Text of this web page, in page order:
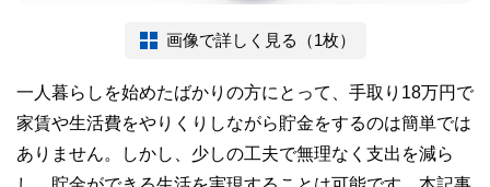
画像で詳しく見る（1枚）
一人暮らしを始めたばかりの方にとって、手取り18万円で
家賃や生活費をやりくりしながら貯金をするのは簡単では
ありません。しかし、少しの工夫で無理なく支出を減ら
し、貯金ができる生活を実現することは可能です。本記事